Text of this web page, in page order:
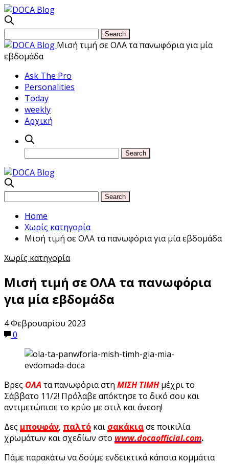
Μισή τιμή σε ΟΛΑ τα πανωφόρια για μία
εβδομάδα
Ask The Pro
Personalities
Today
weekly
Αρχική
Home
Χωρίς κατηγορία
Μισή τιμή σε ΟΛΑ τα πανωφόρια για μία εβδομάδα
Χωρίς κατηγορία
Μισή τιμή σε ΟΛΑ τα πανωφόρια
για μία εβδομάδα
4 Φεβρουαρίου 2023
0
Βρες ΟΛΑ τα πανωφόρια στη ΜΙΣΗ ΤΙΜΗμέχρι το
Σάββατο 11/2! Πρόλαβε απόκτησε το δικό σου και
αντιμετώπισε το κρύο με στιλ και άνεση!
Δες μπουφάν, παλτό και σακάκιασε ποικιλία
χρωμάτων και σχεδίων στο www.docaofficial.com.
Πάμε παρακάτω να δούμε ενδεικτικά κάποια κομμάτια